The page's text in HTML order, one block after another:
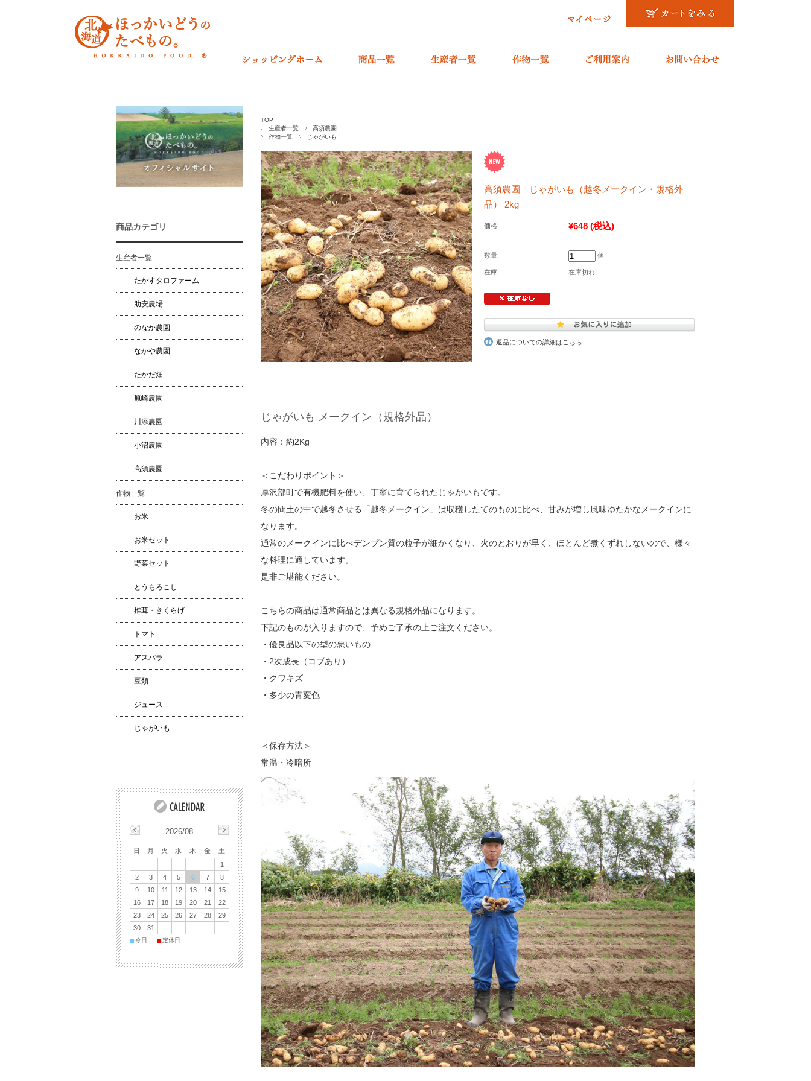
TOP
生産者一覧
高須農園
作物一覧
じゃがいも
高須農園 じゃがいも（越冬メークイン・規格外
品） 2kg
価格: ¥648 (税込)
数量: 個
在庫: 在庫切れ
返品についての詳細はこちら
じゃがいも メークイン（規格外品）
内容：約2Kg
＜こだわりポイント＞
厚沢部町で有機肥料を使い、丁寧に育てられたじゃがいもです。
冬の間土の中で越冬させる「越冬メークイン」は収穫したてのものに比べ、甘みが増し風味ゆたかなメークインに
なります。
通常のメークインに比べデンプン質の粒子が細かくなり、火のとおりが早く、ほとんど煮くずれしないので、様々
な料理に適しています。
是非ご堪能ください。
こちらの商品は通常商品とは異なる規格外品になります。
下記のものが入りますので、予めご了承の上ご注文ください。
・優良品以下の型の悪いもの
・2次成長（コブあり）
・クワキズ
・多少の青変色
＜保存方法＞
常温・冷暗所
商品カテゴリ
生産者一覧
たかすタロファーム
助安農場
のなか農園
なかや農園
たかだ畑
原崎農園
川添農園
小沼農園
高須農園
作物一覧
お米
お米セット
野菜セット
とうもろこし
椎茸・きくらげ
トマト
アスパラ
豆類
ジュース
じゃがいも
2026/08
日 月 火 水 木 金
土
1
2
3 4 5 6 7
8
9
10 11 12 13 14
15
16
17 18 19 20 21
22
23
24 25 26 27 28
29
30
31
■今日 ■定休日